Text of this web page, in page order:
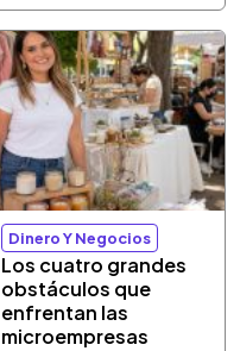
Dinero Y Negocios
Los cuatro grandes
obstáculos que
enfrentan las
microempresas